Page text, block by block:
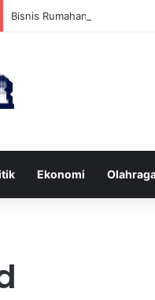
Bisnis Rumahan yang
Ekonomi